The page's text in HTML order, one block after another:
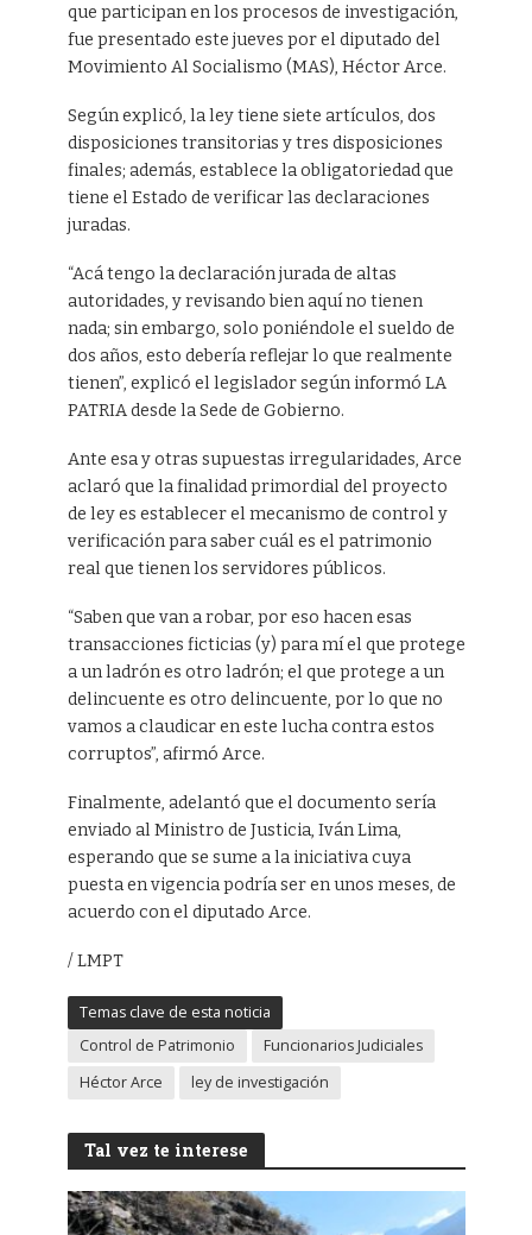
que participan en los procesos de investigación,
fue presentado este jueves por el diputado del
Movimiento Al Socialismo (MAS), Héctor Arce.
Según explicó, la ley tiene siete artículos, dos
disposiciones transitorias y tres disposiciones
finales; además, establece la obligatoriedad que
tiene el Estado de verificar las declaraciones
juradas.
“Acá tengo la declaración jurada de altas
autoridades, y revisando bien aquí no tienen
nada; sin embargo, solo poniéndole el sueldo de
dos años, esto debería reflejar lo que realmente
tienen”, explicó el legislador según informó LA
PATRIA desde la Sede de Gobierno.
Ante esa y otras supuestas irregularidades, Arce
aclaró que la finalidad primordial del proyecto
de ley es establecer el mecanismo de control y
verificación para saber cuál es el patrimonio
real que tienen los servidores públicos.
“Saben que van a robar, por eso hacen esas
transacciones ficticias (y) para mí el que protege
a un ladrón es otro ladrón; el que protege a un
delincuente es otro delincuente, por lo que no
vamos a claudicar en este lucha contra estos
corruptos”, afirmó Arce.
Finalmente, adelantó que el documento sería
enviado al Ministro de Justicia, Iván Lima,
esperando que se sume a la iniciativa cuya
puesta en vigencia podría ser en unos meses, de
acuerdo con el diputado Arce.
/ LMPT
Temas clave de esta noticia
Control de Patrimonio
Funcionarios Judiciales
Héctor Arce
ley de investigación
Tal vez te interese